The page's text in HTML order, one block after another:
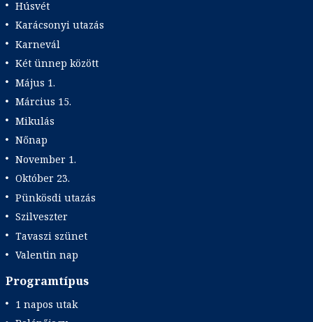
Húsvét
Karácsonyi utazás
Karnevál
Két ünnep között
Május 1.
Március 15.
Mikulás
Nőnap
November 1.
Október 23.
Pünkösdi utazás
Szilveszter
Tavaszi szünet
Valentin nap
Programtípus
1 napos utak